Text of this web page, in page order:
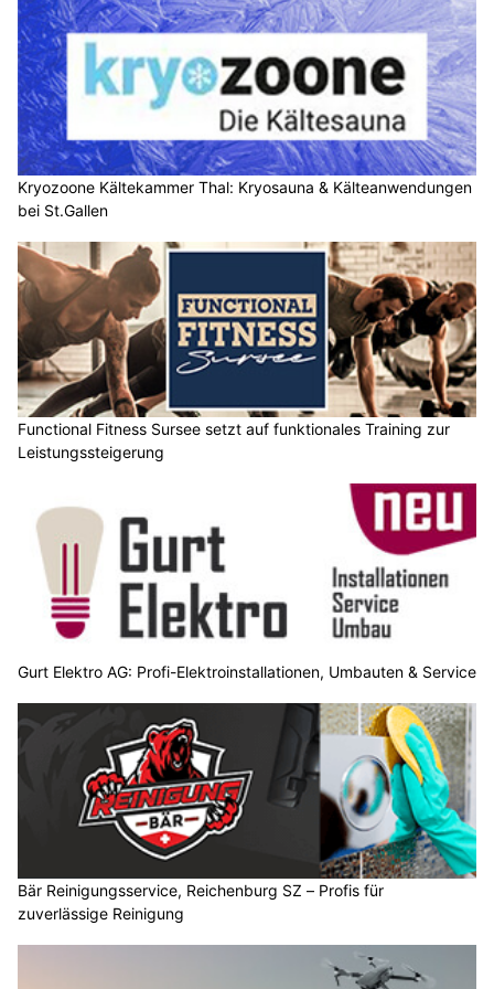
Kryozoone Kältekammer Thal: Kryosauna & Kälteanwendungen
bei St.Gallen
Functional Fitness Sursee setzt auf funktionales Training zur
Leistungssteigerung
Gurt Elektro AG: Profi-Elektroinstallationen, Umbauten & Service
Bär Reinigungsservice, Reichenburg SZ – Profis für
zuverlässige Reinigung